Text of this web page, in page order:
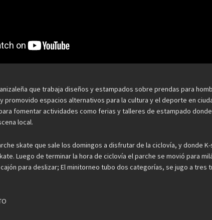
que trabaja diseños y estampados sobre prendas para
promovido espacios alternativos para la cultura y el deporte en
fomentar actividades como ferias y talleres de estampado
local.
skate que sale los domingos a disfrutar de la ciclovía, y donde
Luego de terminar la hora de ciclovía el parche se movió para
para deslizar; El minitorneo tubo dos categorías, se jugo a tres